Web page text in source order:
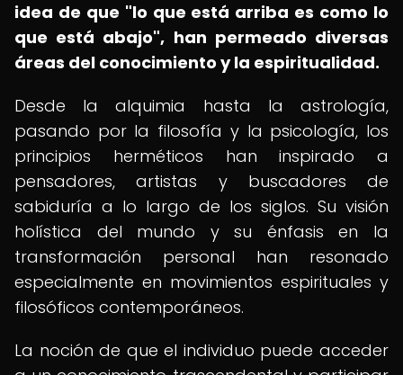
idea de que "lo que está arriba es como lo
que está abajo", han permeado diversas
áreas del conocimiento y la espiritualidad.
Desde la alquimia hasta la astrología,
pasando por la filosofía y la psicología, los
principios herméticos han inspirado a
pensadores, artistas y buscadores de
sabiduría a lo largo de los siglos. Su visión
holística del mundo y su énfasis en la
transformación personal han resonado
especialmente en movimientos espirituales y
filosóficos contemporáneos.
La noción de que el individuo puede acceder